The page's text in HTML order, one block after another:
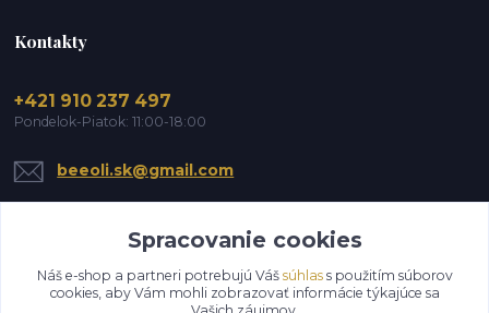
Kontakty
+421 910 237 497
Pondelok-Piatok: 11:00-18:00
beeoli.sk@gmail.com
Spracovanie cookies
Náš e-shop a partneri potrebujú Váš súhlass použitím súborov
cookies, aby Vám mohli zobrazovať informácie týkajúce sa